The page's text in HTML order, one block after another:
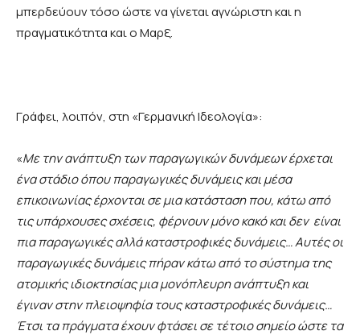
μπερδεύουν τόσο ώστε να γίνεται αγνώριστη και η
πραγματικότητα και ο Μαρξ.
Γράφει, λοιπόν, στη «Γερμανική Ιδεολογία»:
«Με την ανάπτυξη των παραγωγικών δυνάμεων έρχεται
ένα στάδιο όπου παραγωγικές δυνάμεις και μέσα
επικοινωνίας έρχονται σε μια κατάσταση που, κάτω από
τις υπάρχουσες σχέσεις, φέρνουν μόνο κακό και δεν είναι
πια παραγωγικές αλλά καταστροφικές δυνάμεις… Αυτές οι
παραγωγικές δυνάμεις πήραν κάτω από το σύστημα της
ατομικής ιδιοκτησίας μια μονόπλευρη ανάπτυξη και
έγιναν στην πλειοψηφία τους καταστροφικές δυνάμεις…
Έτσι τα πράγματα έχουν φτάσει σε τέτοιο σημείο ώστε τα